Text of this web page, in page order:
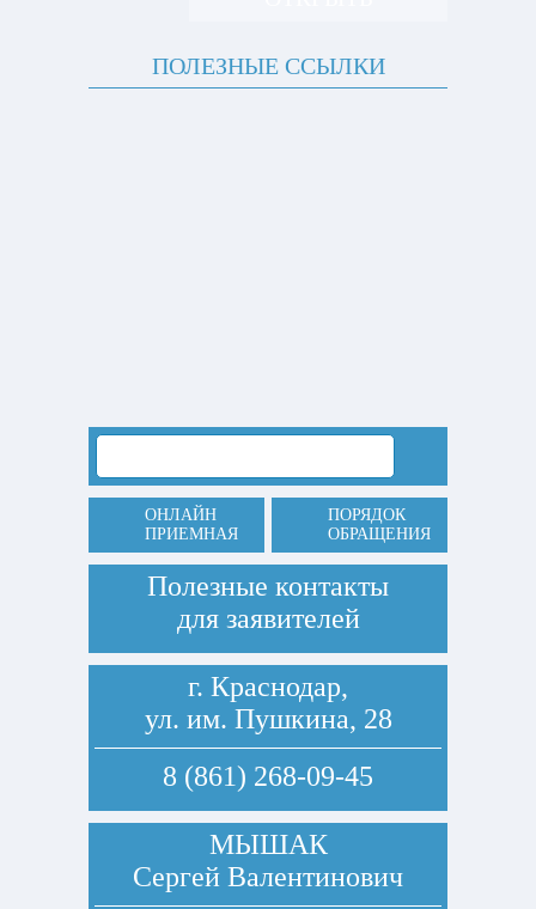
ПОЛЕЗНЫЕ ССЫЛКИ
ОНЛАЙН
ПРИЕМНАЯ
ПОРЯДОК
ОБРАЩЕНИЯ
Полезные контакты
для заявителей
г. Краснодар,
ул. им. Пушкина, 28
8 (861) 268-09-45
МЫШАК
Сергей Валентинович